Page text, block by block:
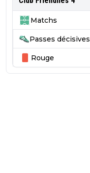
Matchs
Passes décisives
Rouge